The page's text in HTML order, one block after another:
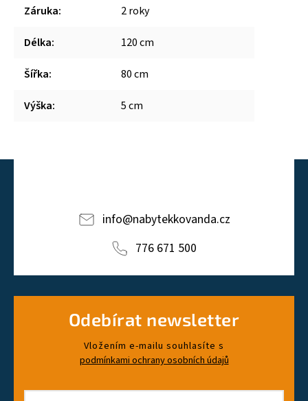
Záruka: 2 roky
Délka: 120 cm
Šířka: 80 cm
Výška: 5 cm
info@nabytekkovanda.cz
776 671 500
Odebírat newsletter
Vložením e-mailu souhlasíte s
podmínkami ochrany osobních údajů